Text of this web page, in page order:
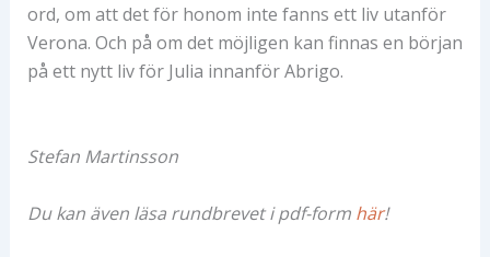
ord, om att det för honom inte fanns ett liv utanför
Verona. Och på om det möjligen kan finnas en början
på ett nytt liv för Julia innanför Abrigo.
Stefan Martinsson
Du kan även läsa rundbrevet i pdf-form här!